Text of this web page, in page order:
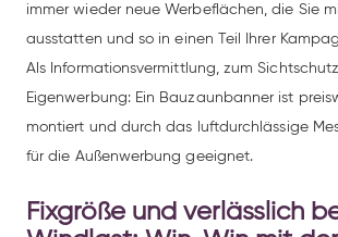
immer wieder neue Werbeflächen, die Sie
ausstatten und so in einen Teil Ihrer
Als Informationsvermittlung, zum
Eigenwerbung: Ein Bauzaunbanner ist
montiert und durch das luftdurchlässige
für die Außenwerbung geeignet.
Fixgröße und verlässlich